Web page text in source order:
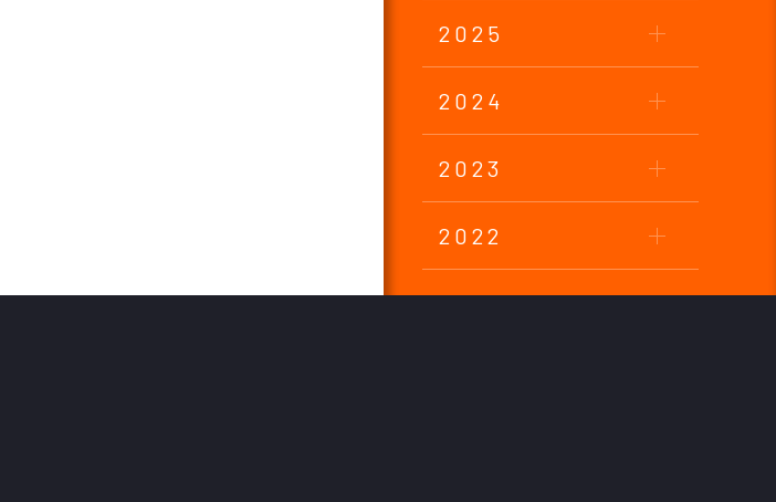
2025
2024
2023
2022
2021